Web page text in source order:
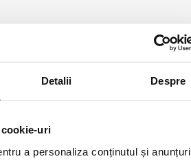
Detalii Despre
uri
a personaliza conținutul și
catre
MAGLAVIT
MEDGIDIA
MIZIL
MOINESTI